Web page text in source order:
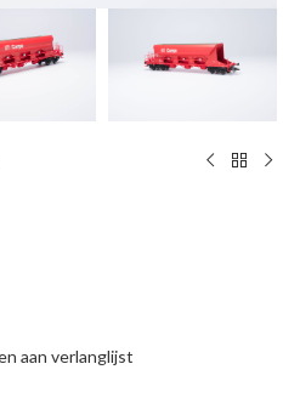
aan verlanglijst